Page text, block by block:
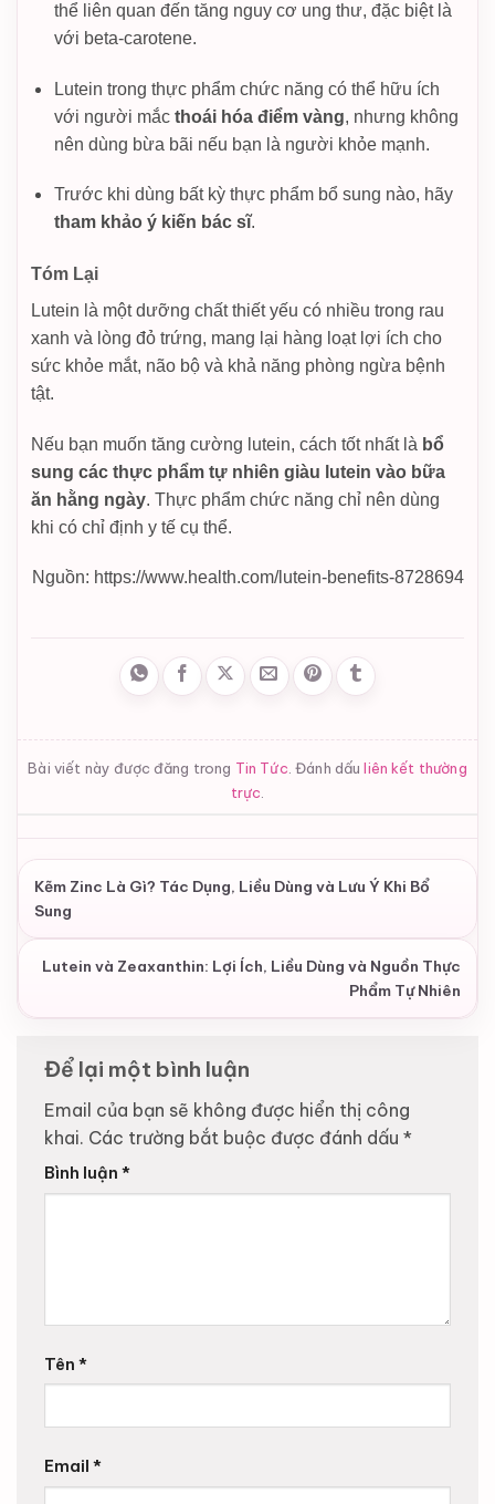
thể liên quan đến tăng nguy cơ ung thư, đặc biệt là
với beta-carotene.
Lutein trong thực phẩm chức năng có thể hữu ích
với người mắc thoái hóa điểm vàng, nhưng không
nên dùng bừa bãi nếu bạn là người khỏe mạnh.
Trước khi dùng bất kỳ thực phẩm bổ sung nào, hãy
tham khảo ý kiến bác sĩ.
Tóm Lại
Lutein là một dưỡng chất thiết yếu có nhiều trong rau
xanh và lòng đỏ trứng, mang lại hàng loạt lợi ích cho
sức khỏe mắt, não bộ và khả năng phòng ngừa bệnh
tật.
Nếu bạn muốn tăng cường lutein, cách tốt nhất là bổ
sung các thực phẩm tự nhiên giàu lutein vào bữa
ăn hằng ngày. Thực phẩm chức năng chỉ nên dùng
khi có chỉ định y tế cụ thể.
Nguồn: https://www.health.com/lutein-benefits-8728694
Bài viết này được đăng trong Tin Tức. Đánh dấuliên kết thường
trực.
Kẽm Zinc Là Gì? Tác Dụng, Liều Dùng và Lưu Ý Khi Bổ
Sung
Lutein và Zeaxanthin: Lợi Ích, Liều Dùng và Nguồn Thực
Phẩm Tự Nhiên
Để lại một bình luận
Email của bạn sẽ không được hiển thị công
khai. Các trường bắt buộc được đánh dấu *
Bình luận *
Tên *
Email *